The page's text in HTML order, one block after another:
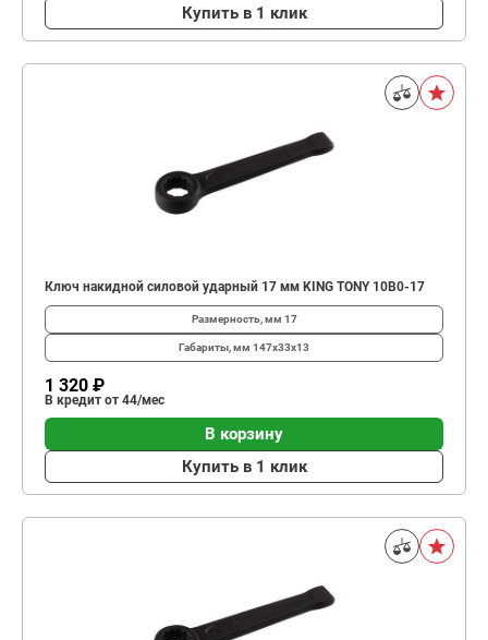
Купить в 1 клик
Ключ накидной силовой ударный 17 мм KING TONY 10B0-17
Размерность, мм 17
Габариты, мм 147х33х13
1 320 ₽
В кредит от 44/мес
В корзину
Купить в 1 клик